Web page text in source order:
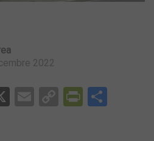
2022
X EmailCopy